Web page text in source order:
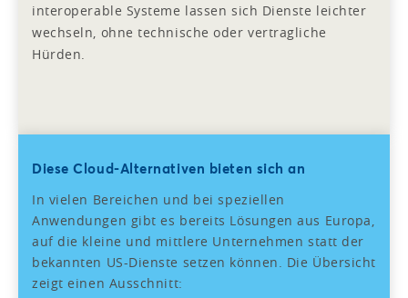
interoperable Systeme lassen sich Dienste leichter
wechseln, ohne technische oder vertragliche
Hürden.
Diese Cloud-Alternativen bieten sich an
In vielen Bereichen und bei speziellen
Anwendungen gibt es bereits Lösungen aus Europa,
auf die kleine und mittlere Unternehmen statt der
bekannten US-Dienste setzen können. Die Übersicht
zeigt einen Ausschnitt: